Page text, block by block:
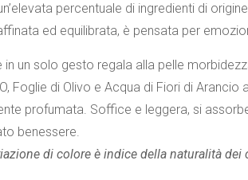
percentuale di ingredienti di
ed equilibrata, è pensata per
un solo gesto regala alla pelle
Foglie di Olivo e Acqua di Fiori di
profumata. Soffice e leggera, si
benessere.
di colore è indice della naturalità